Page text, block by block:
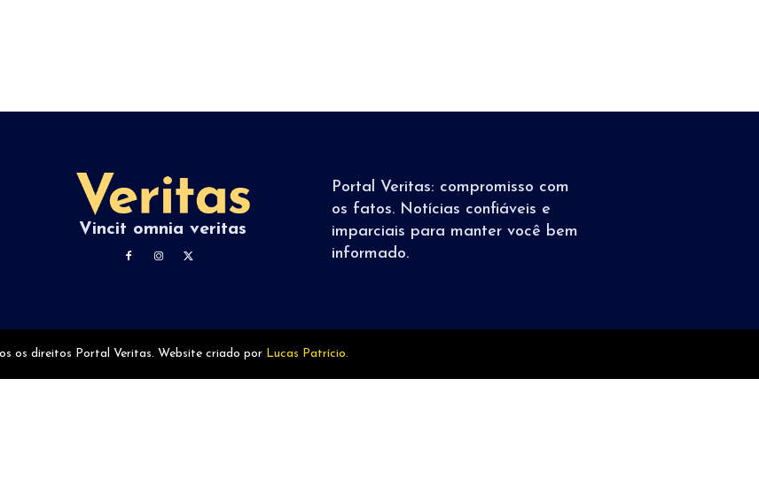
Vincit omnia veritas
Portal Veritas: compromisso com
os fatos. Notícias confiáveis e
imparciais para manter você bem
informado.
os direitos Portal Veritas. Website criado por Lucas Patrício.